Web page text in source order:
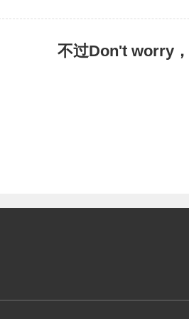
不过Don't worry